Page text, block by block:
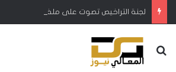
بحث عن